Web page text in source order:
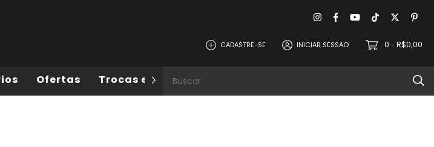
CADASTRE-SE INICIAR SESSÃO 0 - R$0,00
Ofertas Trocas e Devoluções